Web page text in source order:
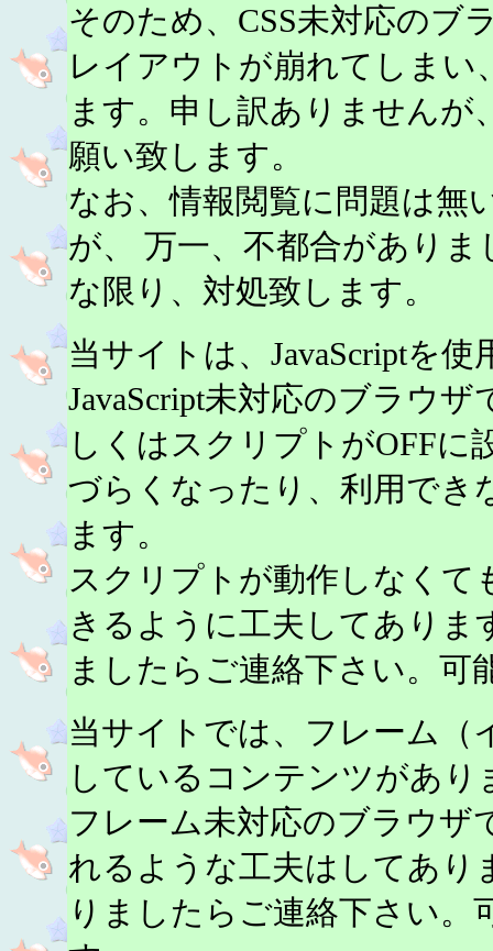
そのため、CSS未対応のブ
レイアウトが崩れてしま
ます。申し訳ありません
願い致します。
なお、情報閲覧に問題は無
が、 万一、不都合があり
な限り、対処致します。
当サイトは、JavaScriptを
JavaScript未対応のブラウ
しくはスクリプトがOFFに
づらくなったり、利用でき
ます。
スクリプトが動作しなくて
きるように工夫してありま
ましたらご連絡下さい。可
当サイトでは、フレーム（
しているコンテンツがあり
フレーム未対応のブラウザ
れるような工夫はしてあり
りましたらご連絡下さい。